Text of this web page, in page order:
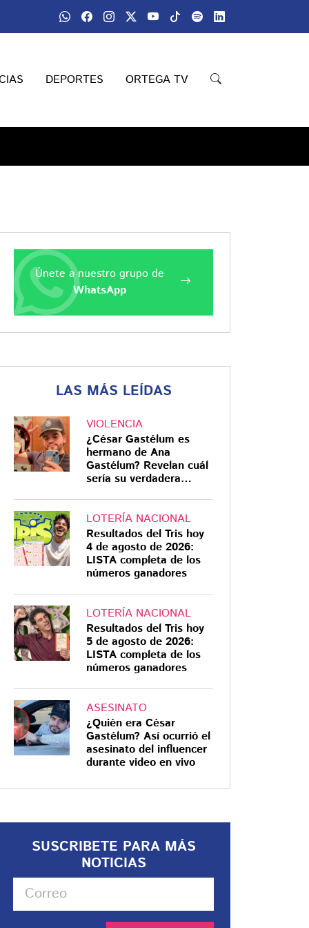
DEPORTES ORTEGA TV
Únete a nuestro grupo de
WhatsApp
LAS MÁS LEÍDAS
VIOLENCIA
¿César Gastélum es
hermano de Ana
Gastélum? Revelan cuál
sería su verdadera
LOTERÍA NACIONAL
Resultados del Tris hoy
4 de agosto de 2026:
LISTA completa de los
números ganadores
LOTERÍA NACIONAL
Resultados del Tris hoy
5 de agosto de 2026:
LISTA completa de los
números ganadores
ASESINATO
¿Quién era César
Gastélum? Así ocurrió el
asesinato del influencer
durante video en vivo
SUSCRIBETE PARA MÁS
NOTICIAS